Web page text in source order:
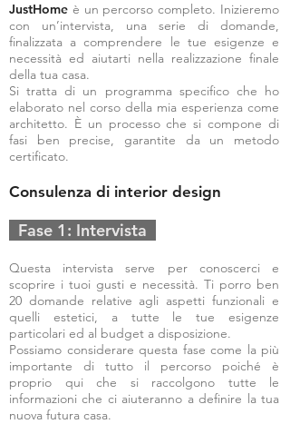
JustHome è un percorso completo. Inizieremo
con un’intervista, una serie di domande,
finalizzata a comprendere le tue esigenze e
necessità ed aiutarti nella realizzazione finale
della tua casa.
Si tratta di un programma specifico che ho
elaborato nel corso della mia esperienza come
architetto. È un processo che si compone di
fasi ben precise, garantite da un metodo
certificato.
Consulenza di interior design
Fase 1: Intervista
Questa intervista serve per conoscerci e
scoprire i tuoi gusti e necessità. Ti porro ben
20 domande relative agli aspetti funzionali e
quelli estetici, a tutte le tue esigenze
particolari ed al budget a disposizione.
Possiamo considerare questa fase come la più
importante di tutto il percorso poiché è
proprio qui che si raccolgono tutte le
informazioni che ci aiuteranno a definire la tua
nuova futura casa.